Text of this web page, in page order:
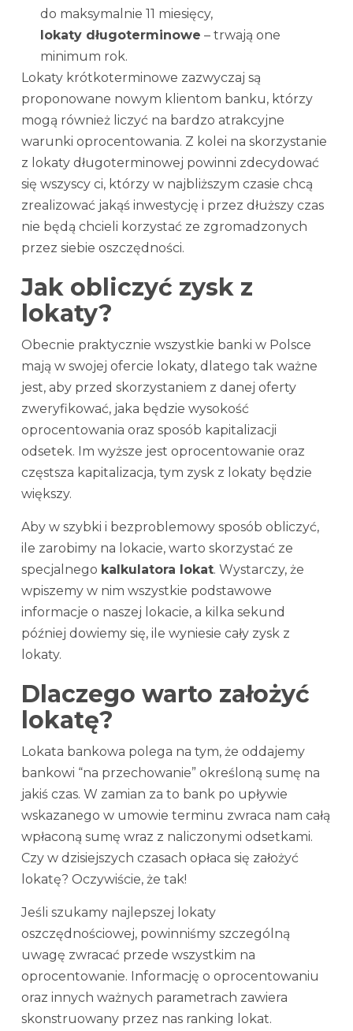
do maksymalnie 11 miesięcy,
lokaty długoterminowe – trwają one
minimum rok.
Lokaty krótkoterminowe zazwyczaj są
proponowane nowym klientom banku, którzy
mogą również liczyć na bardzo atrakcyjne
warunki oprocentowania. Z kolei na skorzystanie
z lokaty długoterminowej powinni zdecydować
się wszyscy ci, którzy w najbliższym czasie chcą
zrealizować jakąś inwestycję i przez dłuższy czas
nie będą chcieli korzystać ze zgromadzonych
przez siebie oszczędności.
Jak obliczyć zysk z
lokaty?
Obecnie praktycznie wszystkie banki w Polsce
mają w swojej ofercie lokaty, dlatego tak ważne
jest, aby przed skorzystaniem z danej oferty
zweryfikować, jaka będzie wysokość
oprocentowania oraz sposób kapitalizacji
odsetek. Im wyższe jest oprocentowanie oraz
częstsza kapitalizacja, tym zysk z lokaty będzie
większy.
Aby w szybki i bezproblemowy sposób obliczyć,
ile zarobimy na lokacie, warto skorzystać ze
specjalnego kalkulatora lokat. Wystarczy, że
wpiszemy w nim wszystkie podstawowe
informacje o naszej lokacie, a kilka sekund
później dowiemy się, ile wyniesie cały zysk z
lokaty.
Dlaczego warto założyć
lokatę?
Lokata bankowa polega na tym, że oddajemy
bankowi “na przechowanie” określoną sumę na
jakiś czas. W zamian za to bank po upływie
wskazanego w umowie terminu zwraca nam całą
wpłaconą sumę wraz z naliczonymi odsetkami.
Czy w dzisiejszych czasach opłaca się założyć
lokatę? Oczywiście, że tak!
Jeśli szukamy najlepszej lokaty
oszczędnościowej, powinniśmy szczególną
uwagę zwracać przede wszystkim na
oprocentowanie. Informację o oprocentowaniu
oraz innych ważnych parametrach zawiera
skonstruowany przez nas ranking lokat.